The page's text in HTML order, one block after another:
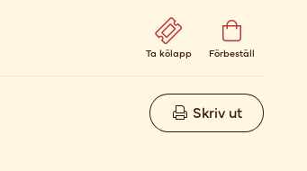
Ta kölapp Förbeställ
Skriv ut